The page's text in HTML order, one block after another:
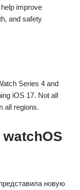
improve
and safety
Series 4 and
iOS 17. Not all
all regions.
новую